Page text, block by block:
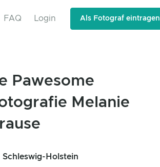
FAQ Login Als Fotograf eintragen
Pawesome
Melanie
Schleswig-Holstein